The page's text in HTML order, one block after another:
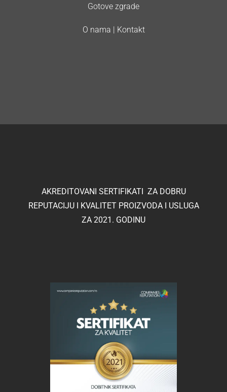
Gotove zgrade
O nama | Kontakt
AKREDITOVANI SERTIFIKATI ZA DOBRU
REPUTACIJU I KVALITET PROIZVODA I USLUGA
ZA 2021. GODINU